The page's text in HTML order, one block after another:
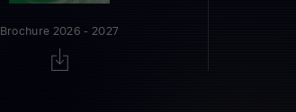
Brochure 2026 - 2027